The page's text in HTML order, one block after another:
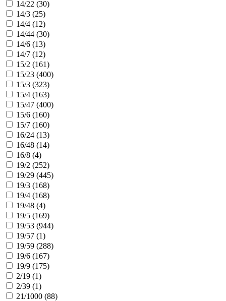
14/22 (30)
14/3 (25)
14/4 (12)
14/44 (30)
14/6 (13)
14/7 (12)
15/2 (161)
15/23 (400)
15/3 (323)
15/4 (163)
15/47 (400)
15/6 (160)
15/7 (160)
16/24 (13)
16/48 (14)
16/8 (4)
19/2 (252)
19/29 (445)
19/3 (168)
19/4 (168)
19/48 (4)
19/5 (169)
19/53 (944)
19/57 (1)
19/59 (288)
19/6 (167)
19/9 (175)
2/19 (1)
2/39 (1)
21/1000 (88)